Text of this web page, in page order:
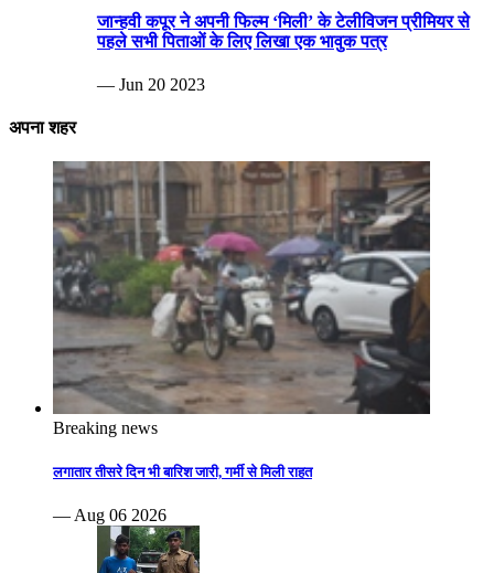
जान्हवी कपूर ने अपनी फिल्म ‘मिली’ के टेलीविजन प्रीमियर से
पहले सभी पिताओं के लिए लिखा एक भावुक पत्र
— Jun 20 2023
अपना शहर
Breaking news
लगातार तीसरे दिन भी बारिश जारी, गर्मी से मिली राहत
— Aug 06 2026